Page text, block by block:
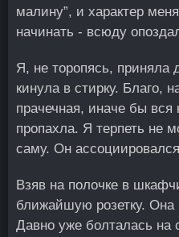
малину”, и характер
начинать - всюду
Я, не торопясь,
кинула в стирку. Благо,
прачечная, иначе бы
пропахла. Я терпеть не
саму. Он
Взяв на полочке в
ближайшую розетку. Она
Давно уже болталась на